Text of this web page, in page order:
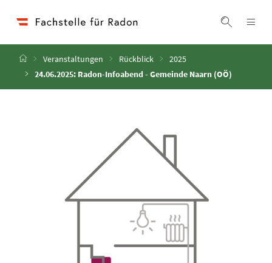
Suche
StartseiteVeranstaltungen Rückblick
2025
24.06.2025: Radon-Infoabend - Gemeinde Naarn (OÖ)